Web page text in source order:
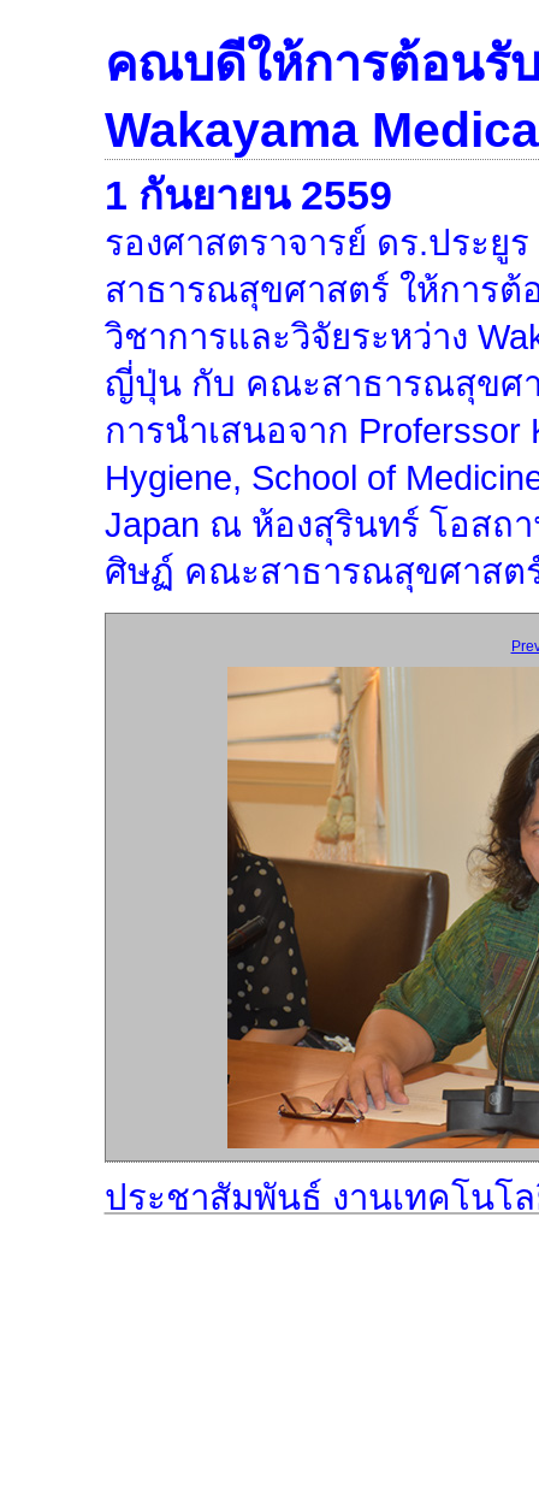
คณบดีให้การต้อนรั
Wakayama
1 กันยายน 2559
รองศาสตราจารย์ ดร.ประ
สาธารณสุขศาสตร์ ให้การต้
วิชาการและวิจัยระหว่าง
ญี่ปุ่น กับ คณะสาธารณสุขศ
การนำเสนอจาก Proferssor
Hygiene, School of
Japan ณ ห้องสุรินทร์ โอสถ
ศิษฏ์ คณะสาธารณสุขศาสต
ประชาสัมพันธ์ งานเทคโนโ